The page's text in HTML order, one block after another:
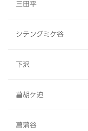
三田平
シテングミケ谷
下沢
菖胡ケ迫
菖蒲谷